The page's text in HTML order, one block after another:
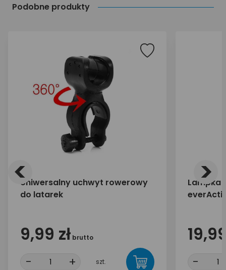
Podobne produkty
Uniwersalny uchwyt rowerowy
do latarek
9,99 zł brutto
- + szt.
Lampka
-
< >